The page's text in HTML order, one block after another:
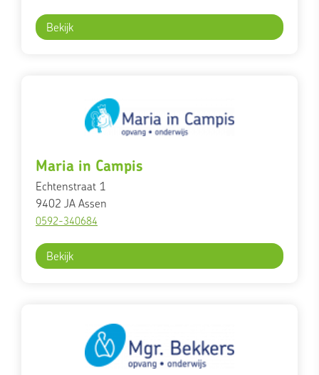
Bekijk
Maria in Campis
Echtenstraat 1
9402 JAAssen
0592-340684
Bekijk